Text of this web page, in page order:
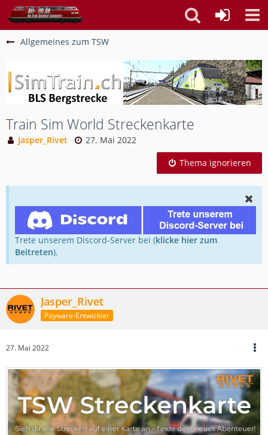
Allgemeines zum TSW
Train Sim World Streckenkarte
Jasper_Rivet
27. Mai 2022
Thema ignorieren
Trete unserem Discord-Server bei (klicke hier zum
Beitreten).
Jasper_Rivet
Payware-Entwickler
27. Mai 2022